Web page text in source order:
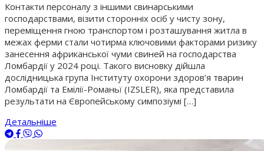
Контакти персоналу з іншими свинарськими
господарствами, візити сторонніх осіб у чисту зону,
переміщення гною транспортом і розташування житла в
межах ферми стали чотирма ключовими факторами ризику
занесення африканської чуми свиней на господарства
Ломбардії у 2024 році. Такого висновку дійшла
дослідницька група Інституту охорони здоров’я тварин
Ломбардії та Емілії-Романьї (IZSLER), яка представила
результати на Європейському симпозіумі […]
Детальніше